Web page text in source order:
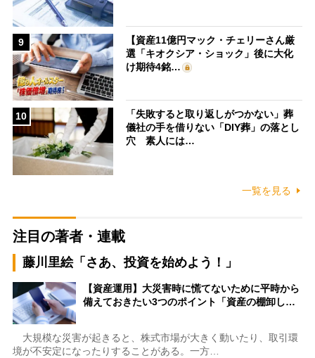
9
【資産11億円マック・チェリーさん厳
選「キオクシア・ショック」後に大化
け期待4銘…
10
「失敗すると取り返しがつかない」葬
儀社の手を借りない「DIY葬」の落とし
穴 素人には…
一覧を見る
注目の著者・連載
藤川里絵「さあ、投資を始めよう！」
【資産運用】大災害時に慌てないために平時から
備えておきたい3つのポイント「資産の棚卸し…
大規模な災害が起きると、株式市場が大きく動いたり、取引環
境が不安定になったりすることがある。一方…